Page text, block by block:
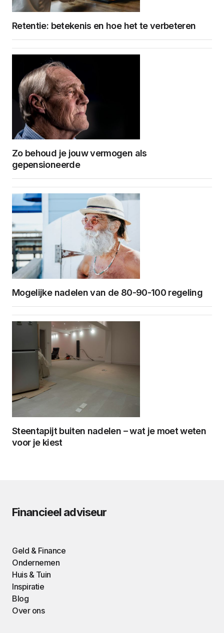
Retentie: betekenis en hoe het te verbeteren
Zo behoud je jouw vermogen als
gepensioneerde
Mogelijke nadelen van de 80-90-100 regeling
Steentapijt buiten nadelen – wat je moet weten
voor je kiest
Financieel adviseur
Geld & Finance
Ondernemen
Huis & Tuin
Inspiratie
Blog
Over ons